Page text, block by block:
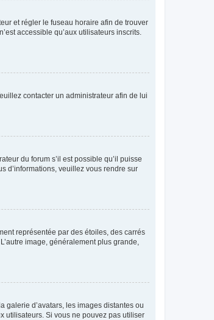
et régler le fuseau horaire afin de trouver
accessible qu’aux utilisateurs inscrits.
contacter un administrateur afin de lui
du forum s’il est possible qu’il puisse
d’informations, veuillez vous rendre sur
représentée par des étoiles, des carrés
image, généralement plus grande,
galerie d’avatars, les images distantes ou
utilisateurs. Si vous ne pouvez pas utiliser